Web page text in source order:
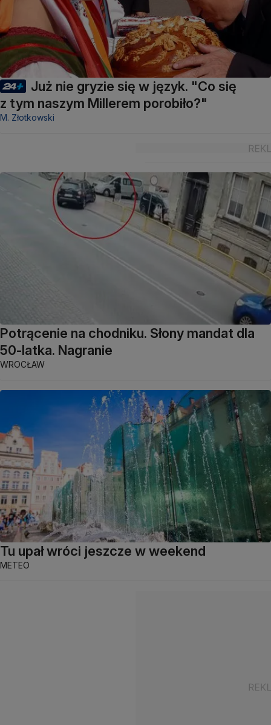
Już nie gryzie się w język. "Co się
z tym naszym Millerem porobiło?"
M. Złotkowski
Potrącenie na chodniku. Słony mandat dla
50-latka. Nagranie
WROCŁAW
Tu upał wróci jeszcze w weekend
METEO